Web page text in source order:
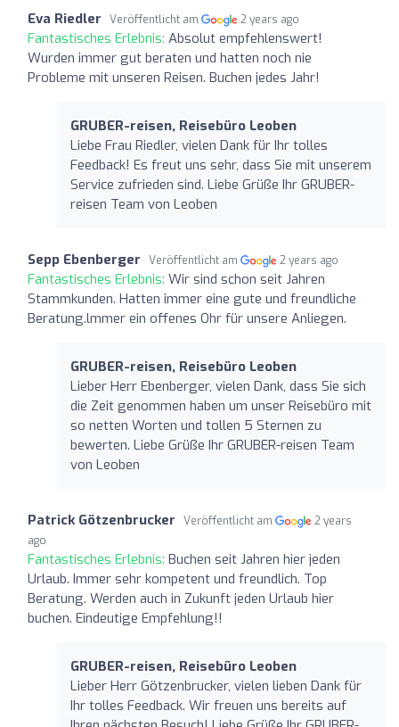
Eva Riedler Veröffentlicht am 2 years ago
Fantastisches Erlebnis: Absolut empfehlenswert!
Wurden immer gut beraten und hatten noch nie
Probleme mit unseren Reisen. Buchen jedes Jahr!
GRUBER-reisen, Reisebüro Leoben
Liebe Frau Riedler, vielen Dank für Ihr tolles
Feedback! Es freut uns sehr, dass Sie mit unserem
Service zufrieden sind. Liebe Grüße Ihr GRUBER-
reisen Team von Leoben
Sepp Ebenberger Veröffentlicht am 2 years ago
Fantastisches Erlebnis: Wir sind schon seit Jahren
Stammkunden. Hatten immer eine gute und freundliche
Beratung.lmmer ein offenes Ohr für unsere Anliegen.
GRUBER-reisen, Reisebüro Leoben
Lieber Herr Ebenberger, vielen Dank, dass Sie sich
die Zeit genommen haben um unser Reisebüro mit
so netten Worten und tollen 5 Sternen zu
bewerten. Liebe Grüße Ihr GRUBER-reisen Team
von Leoben
Patrick Götzenbrucker Veröffentlicht am
2 years
ago
Fantastisches Erlebnis: Buchen seit Jahren hier jeden
Urlaub. Immer sehr kompetent und freundlich. Top
Beratung. Werden auch in Zukunft jeden Urlaub hier
buchen. Eindeutige Empfehlung!!
GRUBER-reisen, Reisebüro Leoben
Lieber Herr Götzenbrucker, vielen lieben Dank für
Ihr tolles Feedback. Wir freuen uns bereits auf